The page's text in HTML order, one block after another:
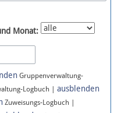
Monat:
Gruppenverwaltung-
Logbuch | ausblenden
Zuweisungs-Logbuch |